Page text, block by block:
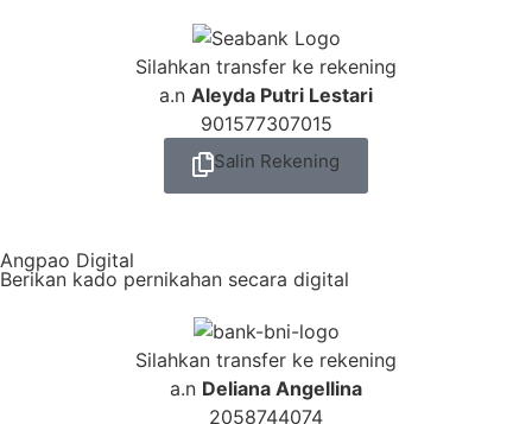
Silahkan transfer ke rekening
a.n Aleyda Putri Lestari
901577307015
Salin Rekening
Angpao Digital
Berikan kado pernikahan secara digital
Silahkan transfer ke rekening
a.n Deliana Angellina
2058744074